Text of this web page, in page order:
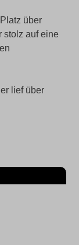
über
stolz auf eine
lief über